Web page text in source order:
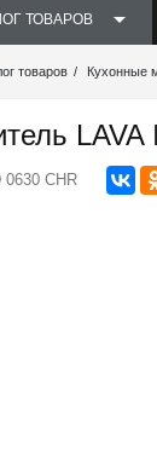
ТОВАРОВ
товаров Кухонные
LAVA
0630 CHR